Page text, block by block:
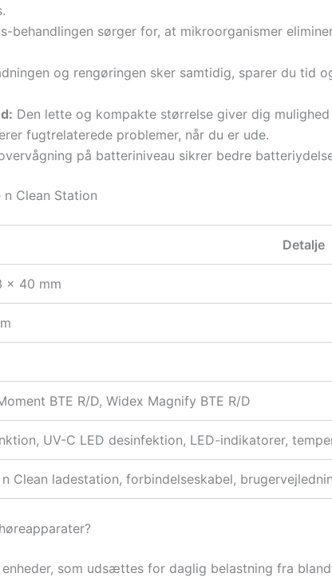
behandlingen sørger for, at mikroorganismer
og rengøringen sker samtidig, sparer du tid
Den lette og kompakte størrelse giver dig
fugtrelaterede problemer, når du er ude.
på batteriniveau sikrer bedre
n Clean Station
Detalje
x 40 mm
BTE R/D, Widex Magnify BTE R/D
UV-C LED desinfektion, LED-indikatorer,
Clean ladestation, forbindelseskabel,
som udsættes for daglig belastning fra